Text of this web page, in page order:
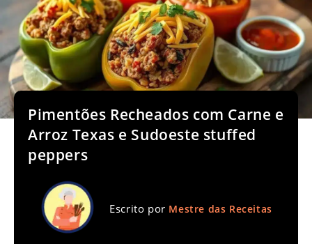
Pimentões Recheados com Carne e
Arroz Texas e Sudoeste stuffed
peppers
Escrito por Mestre das Receitas